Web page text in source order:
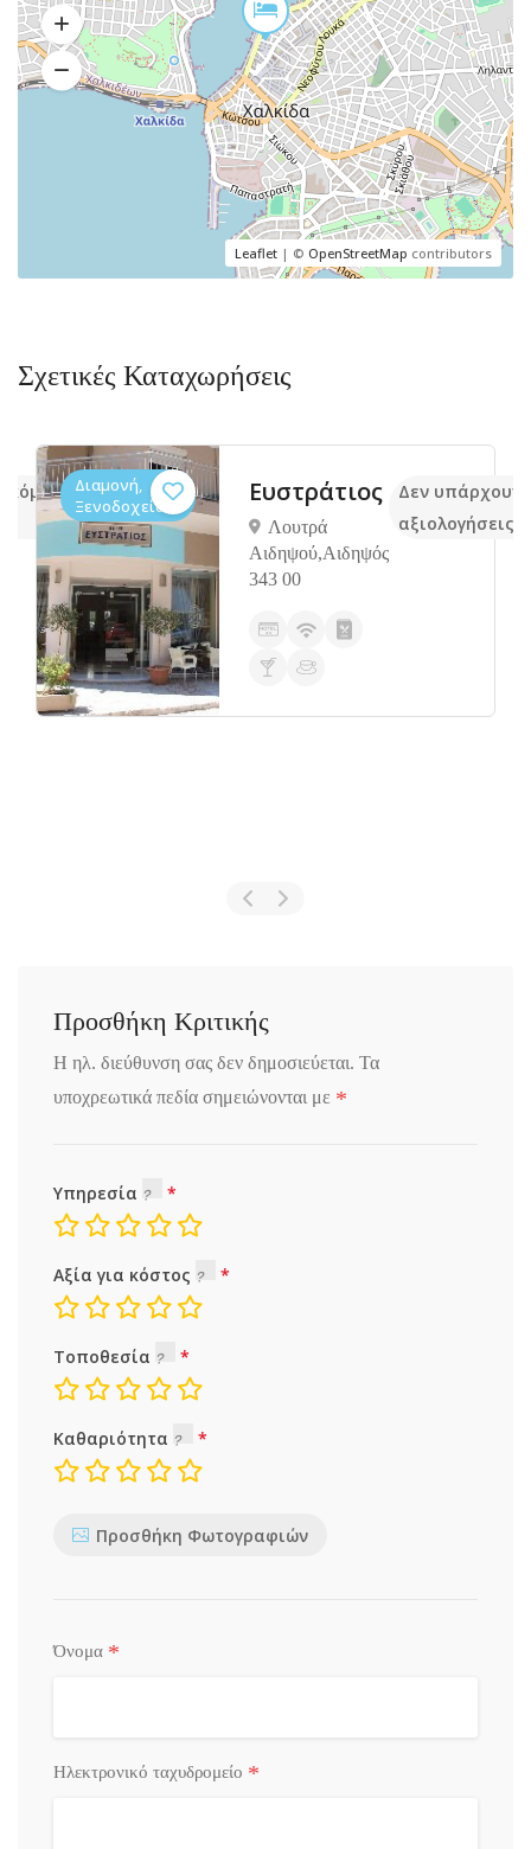
Leaflet | © OpenStreetMap contributors
Σχετικές Καταχωρήσεις
Διαμονή,
Ξενοδοχεία
Eυστράτιος
Λουτρά
Αιδηψού,Αιδηψός
343 00
Δεν υπάρχουν
αξιολογήσεις
Προσθήκη Κριτικής
Η ηλ. διεύθυνση σας δεν δημοσιεύεται. Τα
υποχρεωτικά πεδία σημειώνονται με *
Υπηρεσία
Αξία για κόστος
Τοποθεσία
Καθαριότητα
Προσθήκη Φωτογραφιών
Όνομα *
Ηλεκτρονικό ταχυδρομείο *